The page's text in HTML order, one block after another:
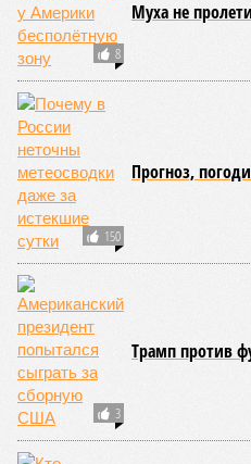
ПОСЛЕДНИЕ
12:29
Финляндия объяснила
Украине ракеты Patriot
12:26
мигрантов
11:57
Автомобилист отсудил
за неисправное окно в
11:46
В Киргизии нашли
иностранных
10:53
Туристы устремились
«петли смерти» после
Новости smi2.ru